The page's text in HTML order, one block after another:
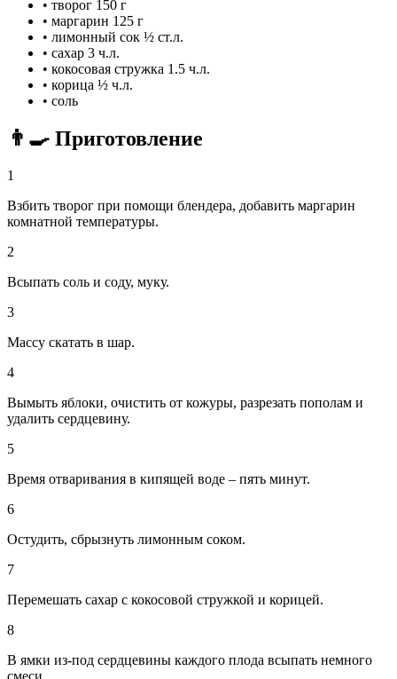
• творог 150 г
• маргарин 125 г
• лимонный сок ½ ст.л.
• сахар 3 ч.л.
• кокосовая стружка 1.5 ч.л.
• корица ½ ч.л.
• соль
👨‍🍳 Приготовление
1
Взбить творог при помощи блендера, добавить маргарин
комнатной температуры.
2
Всыпать соль и соду, муку.
3
Массу скатать в шар.
4
Вымыть яблоки, очистить от кожуры, разрезать пополам и
удалить сердцевину.
5
Время отваривания в кипящей воде – пять минут.
6
Остудить, сбрызнуть лимонным соком.
7
Перемешать сахар с кокосовой стружкой и корицей.
8
В ямки из-под сердцевины каждого плода всыпать немного